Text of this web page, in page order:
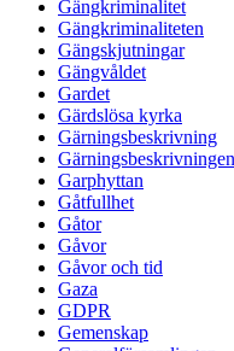
Gängkriminalitet
Gängkriminaliteten
Gängskjutningar
Gängvåldet
Gardet
Gärdslösa kyrka
Gärningsbeskrivning
Gärningsbeskrivningen
Garphyttan
Gåtfullhet
Gåtor
Gåvor
Gåvor och tid
Gaza
GDPR
Gemenskap